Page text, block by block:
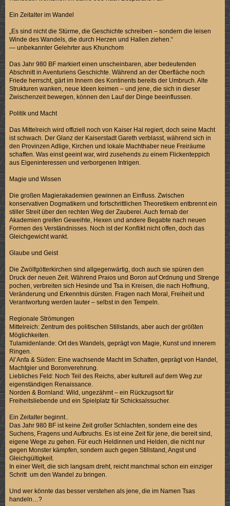
Ein Zeitalter im Wandel
„Es sind nicht die Stürme, die Geschichte schreiben – sondern die leisen
Winde des Wandels, die durch Herzen und Hallen ziehen.“
— unbekannter Gelehrter aus Khunchom
Das Jahr 980 BF markiert einen unscheinbaren, aber bedeutenden
Abschnitt in Aventuriens Geschichte. Während an der Oberfläche noch
Friede herrscht, gärt im Innern des Kontinents bereits der Umbruch. Alte
Strukturen wanken, neue Ideen keimen – und jene, die sich in dieser
Zwischenzeit bewegen, können den Lauf der Dinge beeinflussen.
Politik und Macht
Das Mittelreich wird offiziell noch von Kaiser Hal regiert, doch seine Macht
ist schwach. Der Glanz der Kaiserstadt Gareth verblasst, während sich in
den Provinzen Adlige, Kirchen und lokale Machthaber neue Freiräume
schaffen. Was einst geeint war, wird zusehends zu einem Flickenteppich
aus Eigeninteressen und verborgenen Intrigen.
Magie und Wissen
Die großen Magierakademien gewinnen an Einfluss. Zwischen
konservativen Dogmatikern und fortschrittlichen Theoretikern entbrennt ein
stiller Streit über den rechten Weg der Zauberei. Auch fernab der
Akademien greifen Geweihte, Hexen und andere Begabte nach neuen
Formen des Verständnisses. Noch ist der Konflikt nicht offen, doch das
Gleichgewicht wankt.
Glaube und Geist
Die Zwölfgötterkirchen sind allgegenwärtig, doch auch sie spüren den
Druck der neuen Zeit. Während Praios und Boron auf Ordnung und Strenge
pochen, verbreiten sich Hesinde und Tsa in Kreisen, die nach Hoffnung,
Veränderung und Erkenntnis dürsten. Fragen nach Moral, Freiheit und
Verantwortung werden lauter – selbst in den Tempeln.
Regionale Strömungen
Mittelreich: Zentrum des politischen Stillstands, aber auch der größten
Möglichkeiten.
Tulamidenlande: Ort des Wandels, geprägt von Magie, Kunst und innerem
Ringen.
Al’Anfa & Süden: Eine wachsende Macht im Schatten, geprägt von Handel,
Machtgier und Boronverehrung.
Liebliches Feld: Noch Teil des Reichs, aber kulturell auf dem Weg zur
eigenständigen Renaissance.
Norden & Bornland: Wild, ungezähmt – ein Rückzugsort für
Freiheitsliebende und ein Spielplatz für Schicksalssucher.
Ein Zeitalter beginnt..
Das Jahr 980 BF ist keine Zeit großer Schlachten, sondern eine des
Suchens, Fragens und Aufbruchs. Es ist eine Zeit für jene, die bereit sind,
eigene Wege zu gehen. Für euch Heldinnen und Helden, die nicht nur
gegen Monster kämpfen, sondern auch gegen Stillstand, Angst und
Gleichgültigkeit.
In einer Welt, die sich langsam dreht, reicht manchmal schon ein einziger
Schritt um den Wandel zu bringen.
Und wer könnte das besser verstehen als jene, die im Namen Tsas
handeln…?